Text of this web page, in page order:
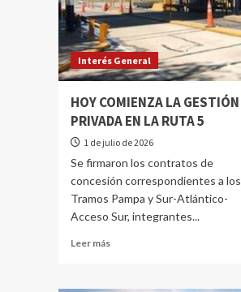
Interés General
HOY COMIENZA LA GESTIÓN
PRIVADA EN LA RUTA 5
1 de julio de 2026
Se firmaron los contratos de
concesión correspondientes a los
Tramos Pampa y Sur-Atlántico-
Acceso Sur, integrantes...
Leer más